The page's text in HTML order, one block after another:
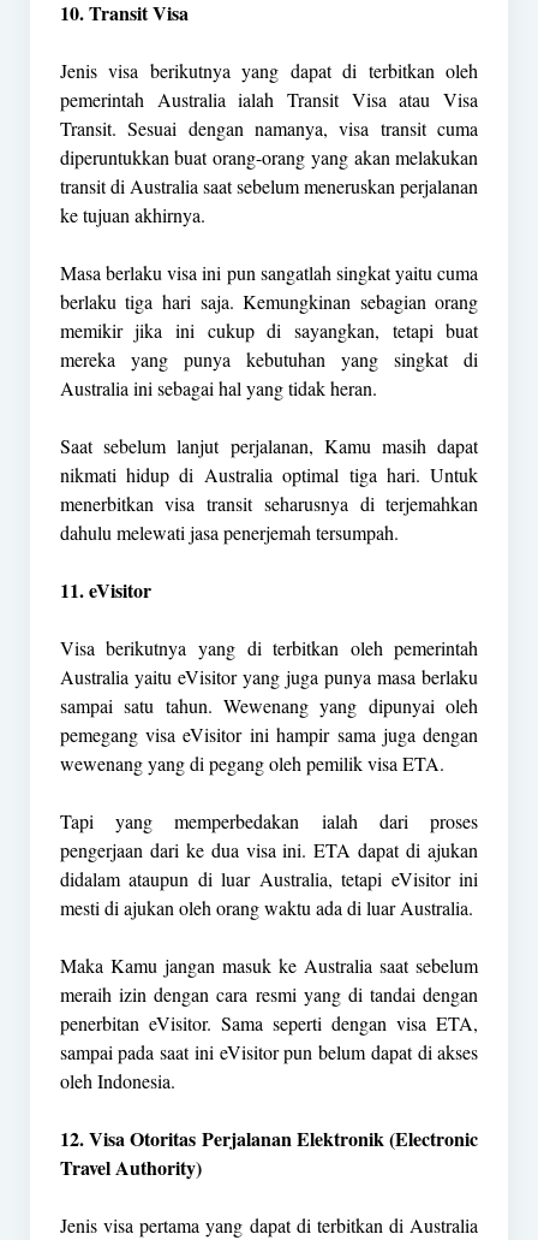
10. Transit Visa
Jenis visa berikutnya yang dapat di terbitkan oleh
pemerintah Australia ialah Transit Visa atau Visa
Transit. Sesuai dengan namanya, visa transit cuma
diperuntukkan buat orang-orang yang akan melakukan
transit di Australia saat sebelum meneruskan perjalanan
ke tujuan akhirnya.
Masa berlaku visa ini pun sangatlah singkat yaitu cuma
berlaku tiga hari saja. Kemungkinan sebagian orang
memikir jika ini cukup di sayangkan, tetapi buat
mereka yang punya kebutuhan yang singkat di
Australia ini sebagai hal yang tidak heran.
Saat sebelum lanjut perjalanan, Kamu masih dapat
nikmati hidup di Australia optimal tiga hari. Untuk
menerbitkan visa transit seharusnya di terjemahkan
dahulu melewati jasa penerjemah tersumpah.
11. eVisitor
Visa berikutnya yang di terbitkan oleh pemerintah
Australia yaitu eVisitor yang juga punya masa berlaku
sampai satu tahun. Wewenang yang dipunyai oleh
pemegang visa eVisitor ini hampir sama juga dengan
wewenang yang di pegang oleh pemilik visa ETA.
Tapi yang memperbedakan ialah dari proses
pengerjaan dari ke dua visa ini. ETA dapat di ajukan
didalam ataupun di luar Australia, tetapi eVisitor ini
mesti di ajukan oleh orang waktu ada di luar Australia.
Maka Kamu jangan masuk ke Australia saat sebelum
meraih izin dengan cara resmi yang di tandai dengan
penerbitan eVisitor. Sama seperti dengan visa ETA,
sampai pada saat ini eVisitor pun belum dapat di akses
oleh Indonesia.
12. Visa Otoritas Perjalanan Elektronik (Electronic
Travel Authority)
Jenis visa pertama yang dapat di terbitkan di Australia